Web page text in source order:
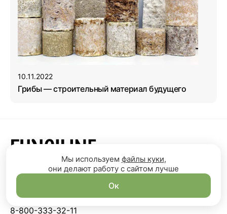
10.11.2022
Грибы — строительный материал будущего
Грибная аптекаМихаила Вишневского
КОНТАКТЫ
8-800-333-32-11
Мы используем файлы куки,
они делают работу с сайтом лучше
Ок